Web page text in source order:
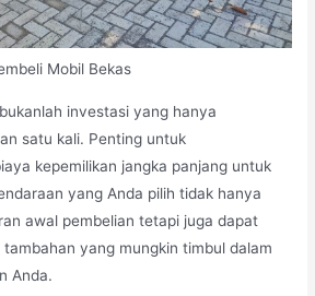
Mobil Bekas
investasi yang hanya
satu kali. Penting untuk
kepemilikan jangka panjang untuk
yang Anda pilih tidak hanya
awal pembelian tetapi juga dapat
yang mungkin timbul dalam
Anda.